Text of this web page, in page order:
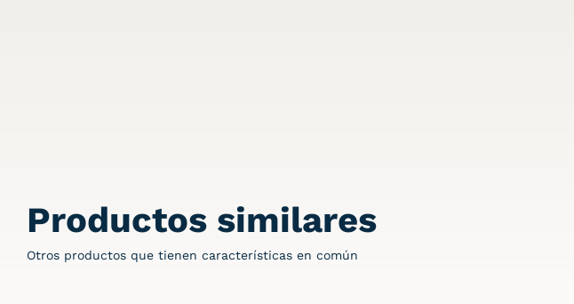
Productos similares
Otros productos que tienen características en común